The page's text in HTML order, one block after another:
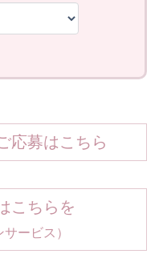
応募はこちら
こちらを
ービス）